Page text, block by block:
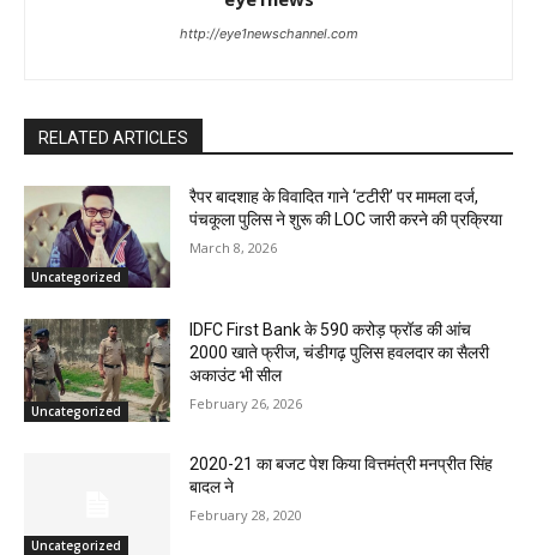
http://eye1newschannel.com
RELATED ARTICLES
Uncategorized
रैपर बादशाह के विवादित गाने ‘टटीरी’ पर मामला दर्ज,
पंचकूला पुलिस ने शुरू की LOC जारी करने की प्रक्रिया
March 8, 2026
Uncategorized
IDFC First Bank के 590 करोड़ फ्रॉड की आंच
2000 खाते फ्रीज, चंडीगढ़ पुलिस हवलदार का सैलरी
अकाउंट भी सील
February 26, 2026
Uncategorized
2020-21 का बजट पेश किया वित्तमंत्री मनप्रीत सिंह
बादल ने
February 28, 2020